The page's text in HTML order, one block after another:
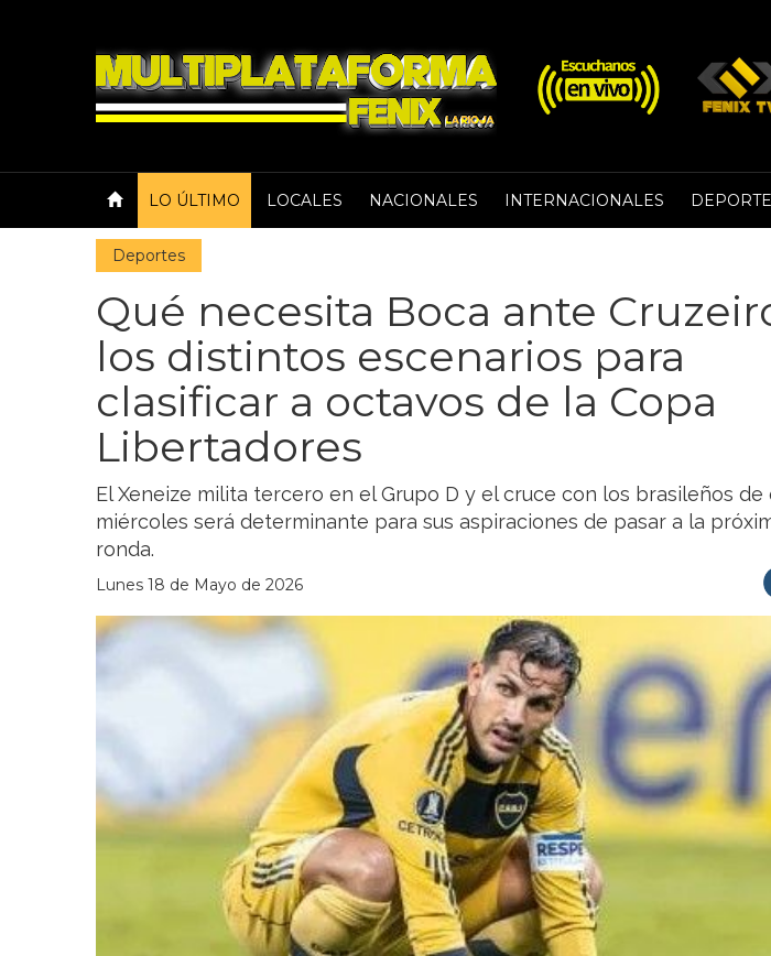
LO ÚLTIMO LOCALES NACIONALES INTERNACIONALES
Deportes
Qué necesita Boca ante
los distintos escenarios para
clasificar a octavos de la Copa
Libertadores
El Xeneize milita tercero en el Grupo D y el cruce con los brasileños de
miércoles será determinante para sus aspiraciones de pasar a la
ronda.
Lunes 18 de Mayo de 2026